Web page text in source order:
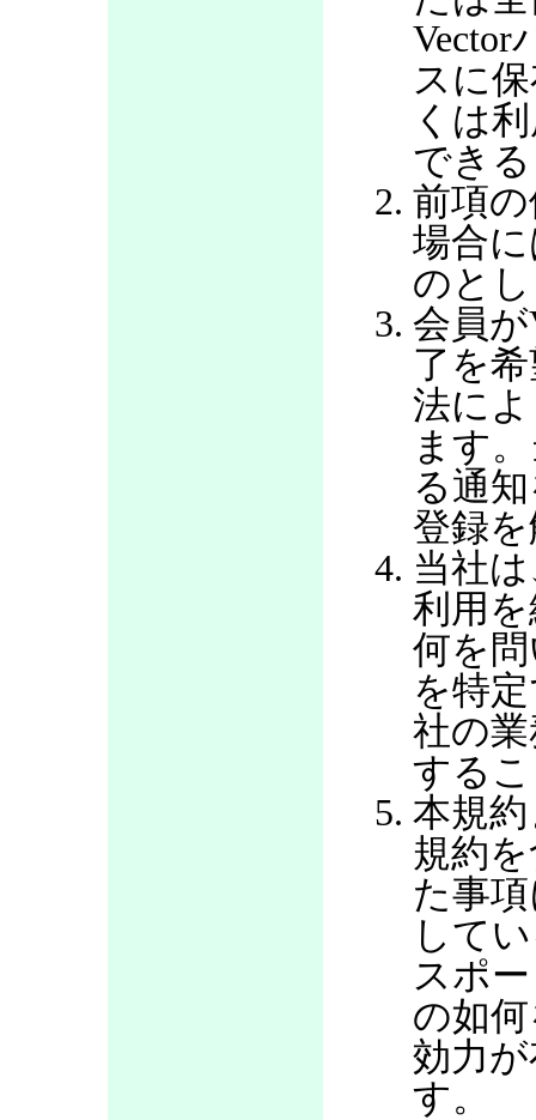
Vector
スに
くは
でき
前項
場合
のと
会員
了を
法に
ます
る通
登録
当社
利用
何を
を特
社の
する
本規
規約
た事
して
スポ
の如
効力
す。